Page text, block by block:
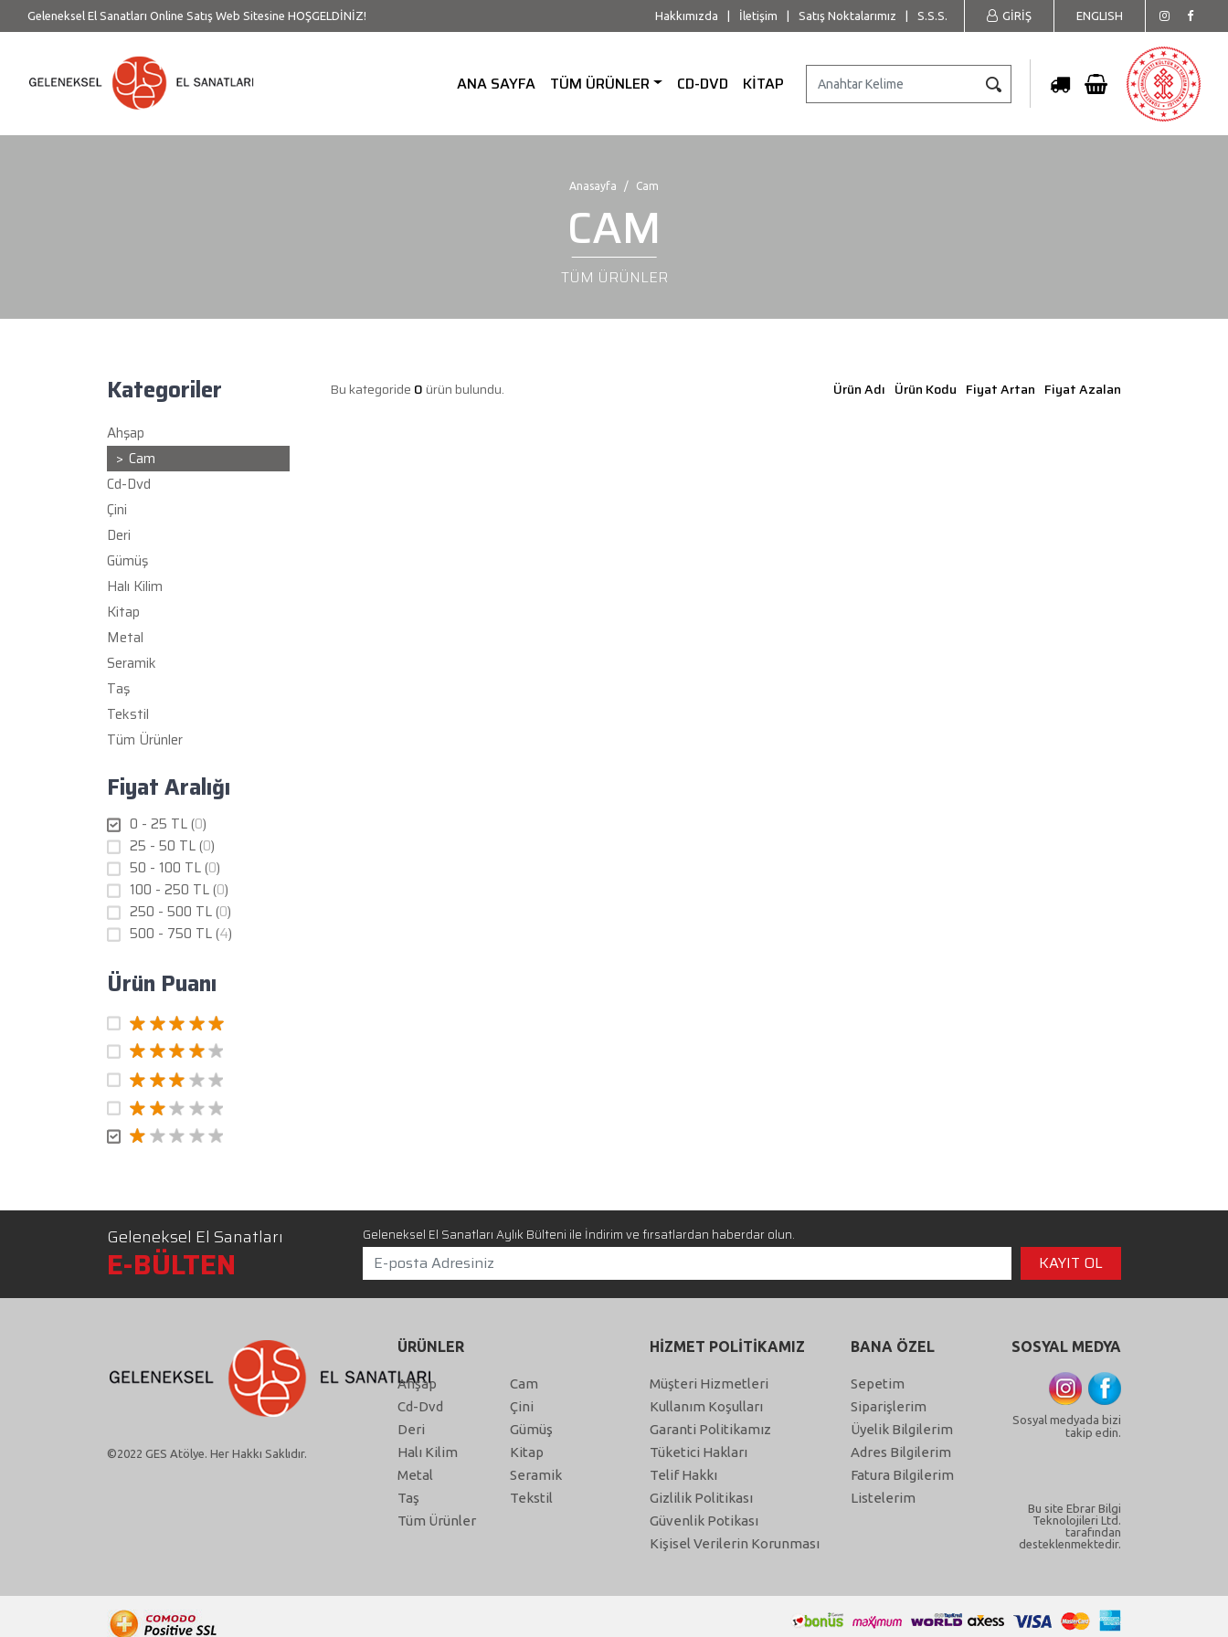
Geleneksel El Sanatları Online Satış Web Sitesine HOŞGELDİNİZ! ENGLISH
GİRİŞ
Hakkımızda İletişim Satış Noktalarımız S.S.S.
ANA SAYFA TÜM ÜRÜNLER CD-DVD KİTAP
Anasayfa Cam
CAM
TÜM ÜRÜNLER
Kategoriler
Ahşap
Cam
Cd-Dvd
Çini
Deri
Gümüş
Halı Kilim
Kitap
Metal
Seramik
Taş
Tekstil
Tüm Ürünler
Fiyat Aralığı
0 - 25 TL (0)
25 - 50 TL (0)
50 - 100 TL (0)
100 - 250 TL (0)
250 - 500 TL (0)
500 - 750 TL (4)
Ürün Puanı
Bu kategoride 0ürün bulundu. Ürün Adı Ürün Kodu Fiyat Artan Fiyat Azalan
Geleneksel El Sanatları
E-BÜLTEN
Geleneksel El Sanatları Aylık Bülteni ile İndirim ve fırsatlardan haberdar olun.
©2022 GES Atölye. Her Hakkı Saklıdır.
ÜRÜNLER
Ahşap
Cam
Cd-Dvd
Çini
Deri
Gümüş
Halı Kilim
Kitap
Metal
Seramik
Taş
Tekstil
Tüm Ürünler
HİZMET POLİTİKAMIZ
Müşteri Hizmetleri
Kullanım Koşulları
Garanti Politikamız
Tüketici Hakları
Telif Hakkı
Gizlilik Politikası
Güvenlik Potikası
Kişisel Verilerin Korunması
BANA ÖZEL
Sepetim
Siparişlerim
Üyelik Bilgilerim
Adres Bilgilerim
Fatura Bilgilerim
Listelerim
SOSYAL MEDYA
Sosyal medyada bizi
takip edin.
Bu site Ebrar Bilgi
Teknolojileri Ltd.
tarafından
desteklenmektedir.